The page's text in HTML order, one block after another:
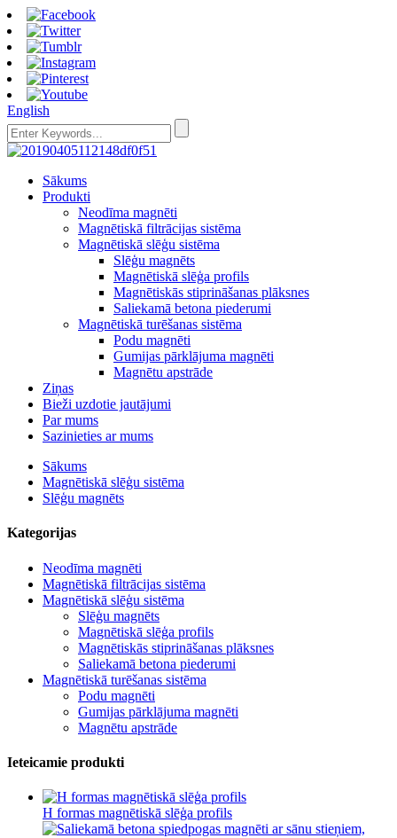
English
Sākums
Produkti
Neodīma magnēti
Magnētiskā filtrācijas sistēma
Magnētiskā slēģu sistēma
Slēģu magnēts
Magnētiskā slēģa profils
Magnētiskās stiprināšanas plāksnes
Saliekamā betona piederumi
Magnētiskā turēšanas sistēma
Podu magnēti
Gumijas pārklājuma magnēti
Magnētu apstrāde
Ziņas
Bieži uzdotie jautājumi
Par mums
Sazinieties ar mums
Sākums
Magnētiskā slēģu sistēma
Slēģu magnēts
Kategorijas
Neodīma magnēti
Magnētiskā filtrācijas sistēma
Magnētiskā slēģu sistēma
Slēģu magnēts
Magnētiskā slēģa profils
Magnētiskās stiprināšanas plāksnes
Saliekamā betona piederumi
Magnētiskā turēšanas sistēma
Podu magnēti
Gumijas pārklājuma magnēti
Magnētu apstrāde
Ieteicamie produkti
H formas magnētiskā slēģa profils